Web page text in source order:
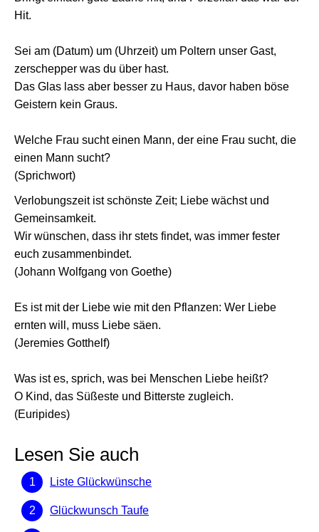
Hit.
Sei am (Datum) um (Uhrzeit) um Poltern unser Gast,
zerschepper was du über hast.
Das Glas lass aber besser zu Haus, davor haben böse
Geistern kein Graus.
Welche Frau sucht einen Mann, der eine Frau sucht, die
einen Mann sucht?
(Sprichwort)
Verlobungszeit ist schönste Zeit; Liebe wächst und
Gemeinsamkeit.
Wir wünschen, dass ihr stets findet, was immer fester
euch zusammenbindet.
(Johann Wolfgang von Goethe)
Es ist mit der Liebe wie mit den Pflanzen: Wer Liebe
ernten will, muss Liebe säen.
(Jeremies Gotthelf)
Was ist es, sprich, was bei Menschen Liebe heißt?
O Kind, das Süßeste und Bitterste zugleich.
(Euripides)
Lesen Sie auch
Liste Glückwünsche
Glückwunsch Taufe